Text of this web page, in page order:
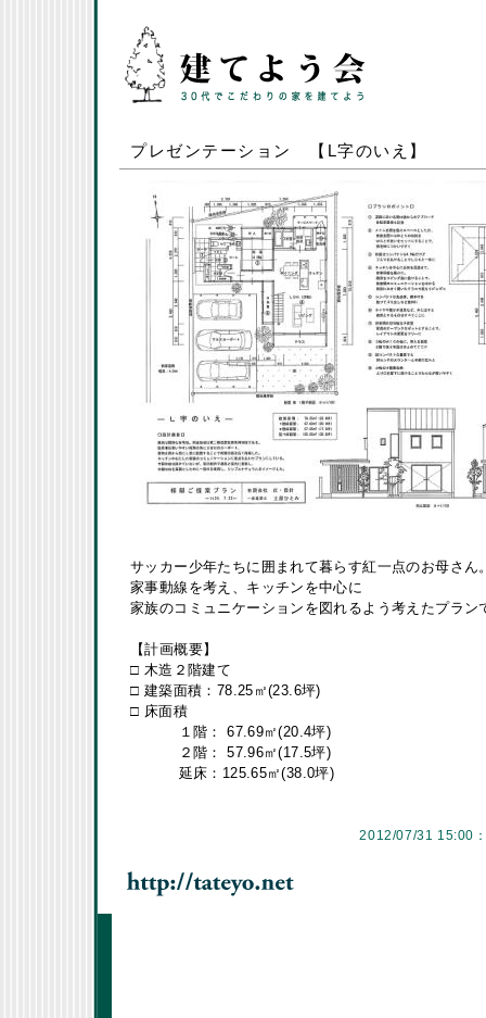
プレゼンテーション 【L字のいえ】
サッカー少年たちに囲まれて暮らす紅一点のお母さん
家事動線を考え、キッチンを中心に
家族のコミュニケーションを図れるよう考えたプラン
【計画概要】
□ 木造２階建て
□ 建築面積：78.25㎡(23.6坪)
□ 床面積
１階： 67.69㎡(20.4坪)
２階： 57.96㎡(17.5坪)
延床：125.65㎡(38.0坪)
2012/07/31 15:00